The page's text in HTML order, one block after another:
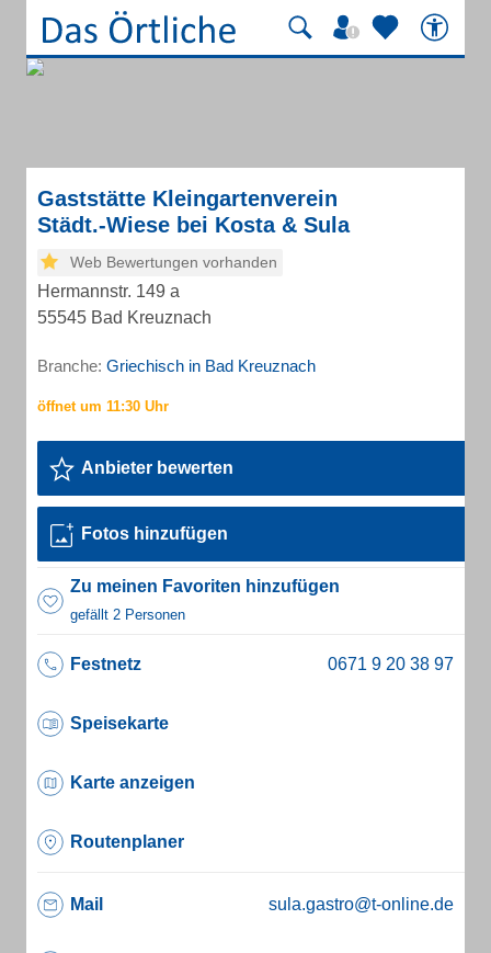
Gaststätte Kleingartenverein
Städt.-Wiese bei Kosta & Sula
Web Bewertungen vorhanden
Hermannstr. 149 a
55545 Bad Kreuznach
Branche: Griechisch in Bad Kreuznach
Anbieter bewerten
Fotos hinzufügen
Zu meinen Favoriten hinzufügen
gefällt 2 Personen
Festnetz
Speisekarte
Karte anzeigen
Routenplaner
Mail sula.gastro@t-online.de